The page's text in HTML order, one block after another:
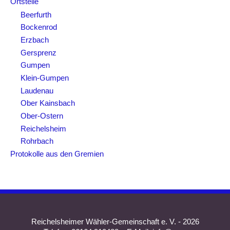
:
Beerfurth
Bockenrod
Erzbach
Gersprenz
Gumpen
Klein-Gumpen
Laudenau
Ober Kainsbach
Ober-Ostern
Reichelsheim
Rohrbach
Protokolle aus den Gremien
Reichelsheimer Wähler-Gemeinschaft e. V. - 2026